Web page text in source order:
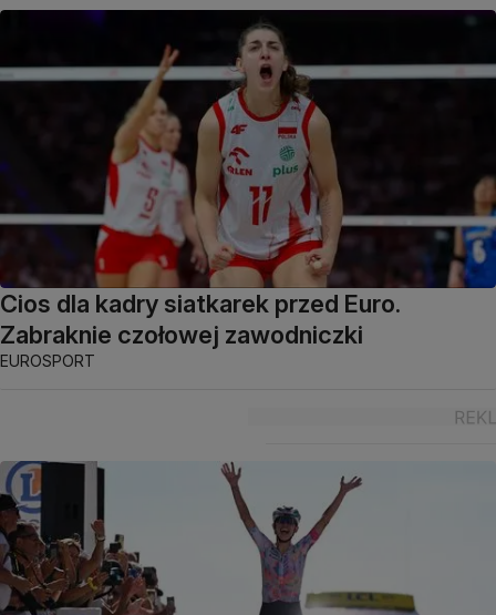
Cios dla kadry siatkarek przed Euro.
Zabraknie czołowej zawodniczki
EUROSPORT